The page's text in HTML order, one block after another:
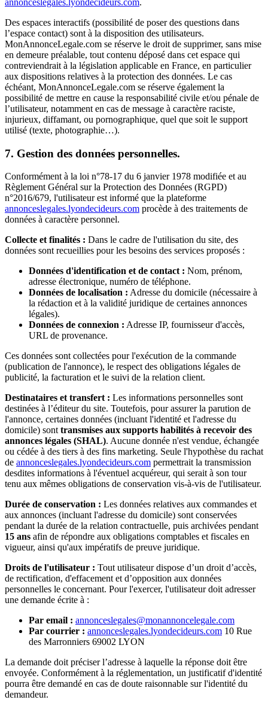
annonceslegales.lyondecideurs.com.
Des espaces interactifs (possibilité de poser des questions dans
l’espace contact) sont à la disposition des utilisateurs.
MonAnnonceLegale.com se réserve le droit de supprimer, sans mise
en demeure préalable, tout contenu déposé dans cet espace qui
contreviendrait à la législation applicable en France, en particulier
aux dispositions relatives à la protection des données. Le cas
échéant, MonAnnonceLegale.com se réserve également la
possibilité de mettre en cause la responsabilité civile et/ou pénale de
l’utilisateur, notamment en cas de message à caractère raciste,
injurieux, diffamant, ou pornographique, quel que soit le support
utilisé (texte, photographie…).
7. Gestion des données personnelles.
Conformément à la loi n°78-17 du 6 janvier 1978 modifiée et au
Règlement Général sur la Protection des Données (RGPD)
n°2016/679, l'utilisateur est informé que la plateforme
annonceslegales.lyondecideurs.com procède à des traitements de
données à caractère personnel.
Collecte et finalités : Dans le cadre de l'utilisation du site, des
données sont recueillies pour les besoins des services proposés :
Données d'identification et de contact : Nom, prénom,
adresse électronique, numéro de téléphone.
Données de localisation : Adresse du domicile (nécessaire à
la rédaction et à la validité juridique de certaines annonces
légales).
Données de connexion : Adresse IP, fournisseur d'accès,
URL de provenance.
Ces données sont collectées pour l'exécution de la commande
(publication de l'annonce), le respect des obligations légales de
publicité, la facturation et le suivi de la relation client.
Destinataires et transfert : Les informations personnelles sont
destinées à l’éditeur du site. Toutefois, pour assurer la parution de
l'annonce, certaines données (incluant l'identité et l'adresse du
domicile) sont transmises aux supports habilités à recevoir des
annonces légales (SHAL). Aucune donnée n'est vendue, échangée
ou cédée à des tiers à des fins marketing. Seule l'hypothèse du rachat
de annonceslegales.lyondecideurs.com permettrait la transmission
desdites informations à l'éventuel acquéreur, qui serait à son tour
tenu aux mêmes obligations de conservation vis-à-vis de l'utilisateur.
Durée de conservation : Les données relatives aux commandes et
aux annonces (incluant l'adresse du domicile) sont conservées
pendant la durée de la relation contractuelle, puis archivées pendant
15 ans afin de répondre aux obligations comptables et fiscales en
vigueur, ainsi qu'aux impératifs de preuve juridique.
Droits de l'utilisateur : Tout utilisateur dispose d’un droit d’accès,
de rectification, d'effacement et d’opposition aux données
personnelles le concernant. Pour l'exercer, l'utilisateur doit adresser
une demande écrite à :
Par email : annonceslegales@monannoncelegale.com
Par courrier : annonceslegales.lyondecideurs.com 10 Rue
des Marronniers 69002 LYON
La demande doit préciser l’adresse à laquelle la réponse doit être
envoyée. Conformément à la réglementation, un justificatif d'identité
pourra être demandé en cas de doute raisonnable sur l'identité du
demandeur.